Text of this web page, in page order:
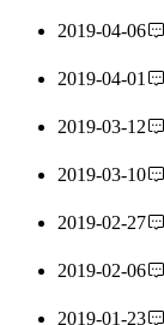
2019-04-06
2019-04-01
2019-03-12
2019-03-10
2019-02-27
2019-02-06
2019-01-23